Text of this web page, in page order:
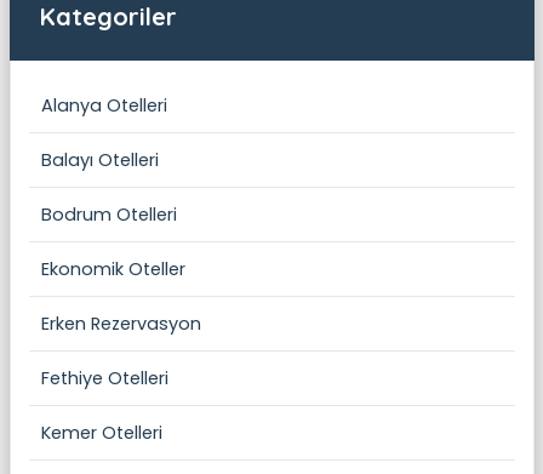
Kategoriler
Alanya Otelleri
Balayı Otelleri
Bodrum Otelleri
Ekonomik Oteller
Erken Rezervasyon
Fethiye Otelleri
Kemer Otelleri